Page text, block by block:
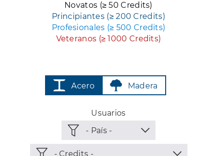
Novatos (≥ 50 Credits)
Principiantes (≥ 200 Credits)
Profesionales (≥ 500 Credits)
Veteranos (≥ 1000 Credits)
Acero Madera
Usuarios